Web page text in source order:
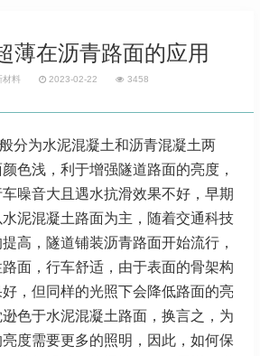
薄在沥青路面的应用
材料 2023-02-22 3458
分为水泥混凝土和沥青混凝土两
色浅，利于增强隧道路面的亮度，
噪音大且遇水抗滑效果不好，早期
泥混凝土路面为主，随着交通科技
高，隧道铺装沥青路面开始流行，
面，行车舒适，由于表面的骨架构
，但同样的光照下会降低路面的亮
色于水泥混凝土路面，换言之，为
度需要更多的照明，因此，如何保